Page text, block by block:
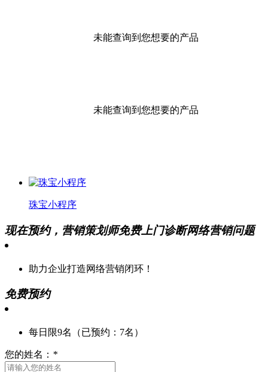
未能查询到您想要的产品
未能查询到您想要的产品
珠宝小程序
现在预约，营销策划师免费上门诊断网络营销问题
助力企业打造网络营销闭环！
免费预约
每日限9名（已预约：7名）
您的姓名： *